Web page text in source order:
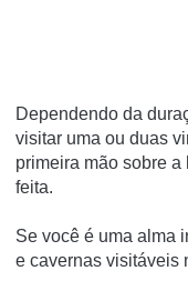
Dependendo da
visitar uma ou duas
primeira mão sobre
feita.
Se você é uma alma
e cavernas visitáveis